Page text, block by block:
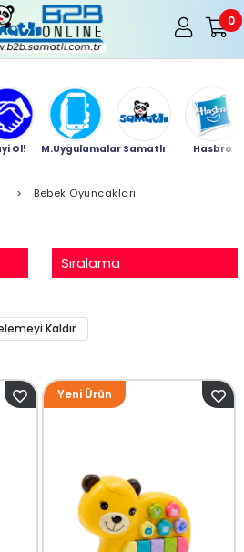
0
Ol! M.Uygulamalar Samatlı Hasbro
> Bebek Oyuncakları
Sıralama
Kaldır
Yeni Ürün